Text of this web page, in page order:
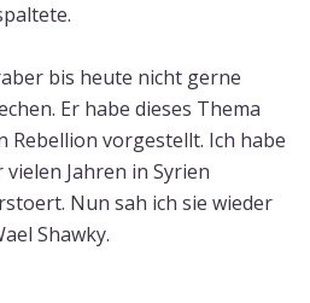
bis heute nicht gerne
Er habe dieses Thema
Rebellion vorgestellt. Ich habe
Jahren in Syrien
Nun sah ich sie wieder
Shawky.